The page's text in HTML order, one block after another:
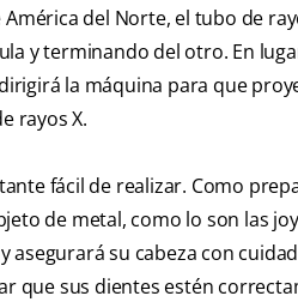
América del Norte, el tubo de
y terminando del otro. En
la máquina para que
rayos X.
fácil de realizar. Como
de metal, como lo son las
su cabeza con
que sus dientes estén